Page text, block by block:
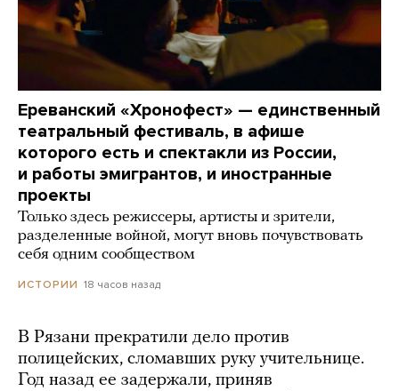
Ереванский «Хронофест» — единственный
театральный фестиваль, в афише
которого есть и спектакли из России,
и работы эмигрантов, и иностранные
проекты
Только здесь режиссеры, артисты и зрители,
разделенные войной, могут вновь почувствовать
себя одним сообществом
ИСТОРИИ 18 часов назад
В Рязани прекратили дело против
полицейских, сломавших руку учительнице.
Год назад ее задержали, приняв